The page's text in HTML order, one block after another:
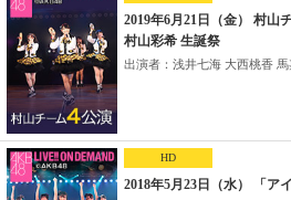
2019年6月21日（金） 村山
村山彩希 生誕祭
出演者：浅井七海 大西桃香 馬
HD
2018年5月23日（水） 「ア